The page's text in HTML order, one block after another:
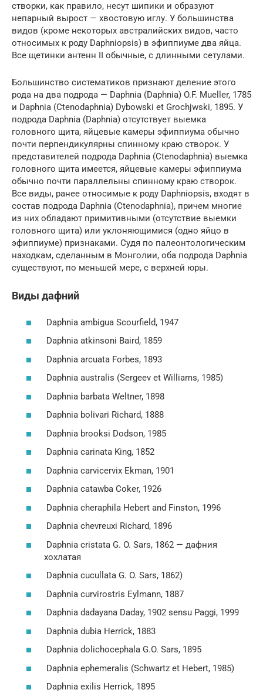
створки, как правило, несут шипики и образуют
непарный вырост — хвостовую иглу. У большинства
видов (кроме некоторых австралийских видов, часто
относимых к роду Daphniopsis) в эфиппиуме два яйца.
Все щетинки антенн II обычные, с длинными сетулами.
Большинство систематиков признают деление этого
рода на два подрода — Daphnia (Daphnia) O.F. Mueller, 1785
и Daphnia (Ctenodaphnia) Dybowski et Grochjwski, 1895. У
подрода Daphnia (Daphnia) отсутствует выемка
головного щита, яйцевые камеры эфиппиума обычно
почти перпендикулярны спинному краю створок. У
представителей подрода Daphnia (Ctenodaphnia) выемка
головного щита имеется, яйцевые камеры эфиппиума
обычно почти параллельны спинному краю створок.
Все виды, ранее относимые к роду Daphniopsis, входят в
состав подрода Daphnia (Ctenodaphnia), причем многие
из них обладают примитивными (отсутствие выемки
головного щита) или уклоняющимися (одно яйцо в
эфиппиуме) признаками. Судя по палеонтологическим
находкам, сделанным в Монголии, оба подрода Daphnia
существуют, по меньшей мере, с верхней юры.
Виды дафний
Daphnia ambigua Scourfield, 1947
Daphnia atkinsoni Baird, 1859
Daphnia arcuata Forbes, 1893
Daphnia australis (Sergeev et Williams, 1985)
Daphnia barbata Weltner, 1898
Daphnia bolivari Richard, 1888
Daphnia brooksi Dodson, 1985
Daphnia carinata King, 1852
Daphnia carvicervix Ekman, 1901
Daphnia catawba Coker, 1926
Daphnia cheraphila Hebert and Finston, 1996
Daphnia chevreuxi Richard, 1896
Daphnia cristata G. O. Sars, 1862 — дафния
хохлатая
Daphnia cucullata G. O. Sars, 1862)
Daphnia curvirostris Eylmann, 1887
Daphnia dadayana Daday, 1902 sensu Paggi, 1999
Daphnia dubia Herrick, 1883
Daphnia dolichocephala G.O. Sars, 1895
Daphnia ephemeralis (Schwartz et Hebert, 1985)
Daphnia exilis Herrick, 1895